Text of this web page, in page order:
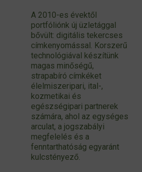
A 2010-es évektől
portfóliónk új üzletággal
bővült: digitális tekercses
címkenyomással. Korszerű
technológiával készítünk
magas minőségű,
strapabíró címkéket
élelmiszeripari, ital-,
kozmetikai és
egészségipari partnerek
számára, ahol az egységes
arculat, a jogszabályi
megfelelés és a
fenntarthatóság egyaránt
kulcstényező.